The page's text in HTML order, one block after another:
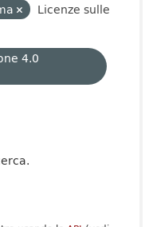
Licenze sulle
4.0